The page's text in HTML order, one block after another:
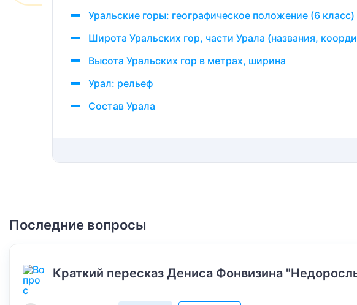
Уральские горы: географическое положение (6 класс)
Широта Уральских гор, части Урала (названия,
Высота Уральских гор в метрах, ширина
Урал: рельеф
Состав Урала
Последние вопросы
Краткий пересказ Дениса Фонвизина